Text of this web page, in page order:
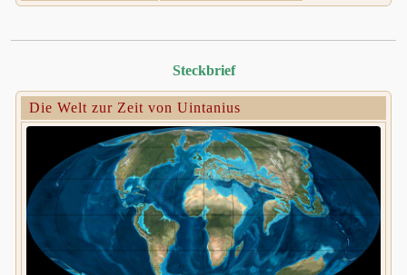
Steckbrief
Die Welt zur Zeit von Uintanius